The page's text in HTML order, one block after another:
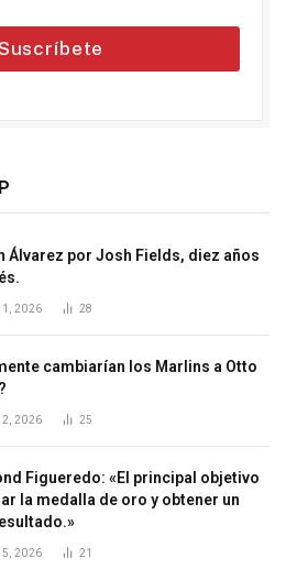
Álvarez por Josh Fields, diez años
1, 2026 28
cambiarían los Marlins a Otto
2, 2026 25
Figueredo: «El principal objetivo
la medalla de oro y obtener un
5, 2026 21